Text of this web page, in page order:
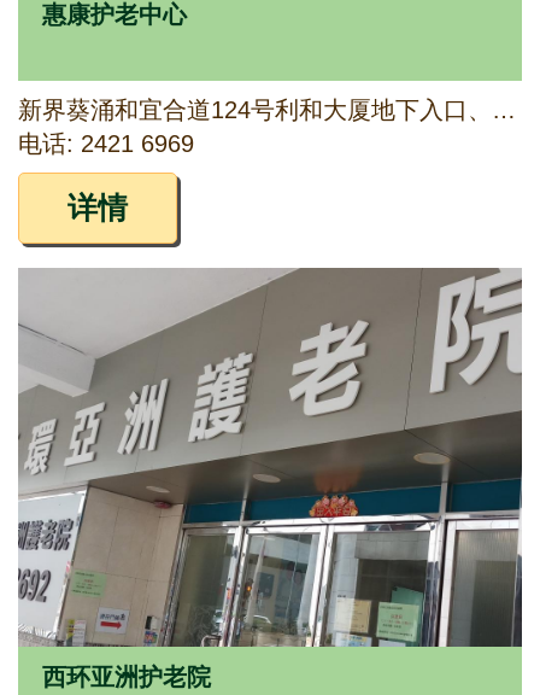
惠康护老中心
新界葵涌和宜合道124号利和大厦地下入口、1字楼及2字楼
电话: 2421 6969
详情
西环亚洲护老院